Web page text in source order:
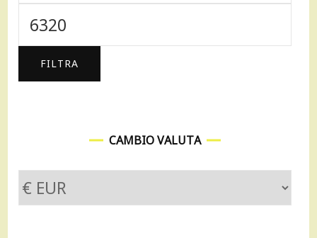
Min
Prezzo
FILTRA
CAMBIO VALUTA